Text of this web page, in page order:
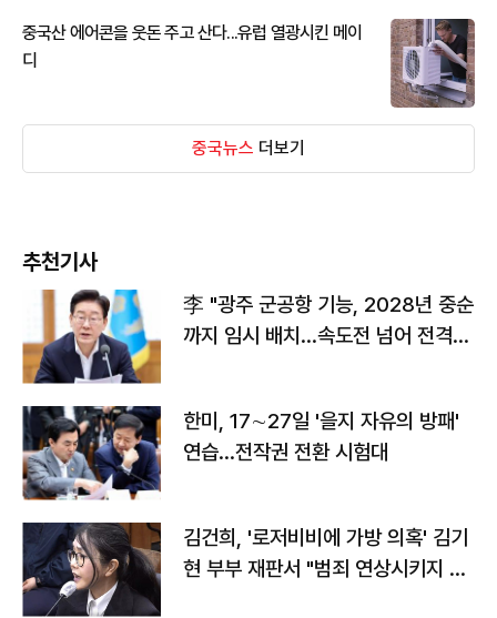
중국산 에어콘을 웃돈 주고 산다...유럽 열광시킨 메이
디
중국뉴스 더보기
추천기사
李 "광주 군공항 기능, 2028년 중순
까지 임시 배치…속도전 넘어 전격
한미, 17∼27일 '을지 자유의 방패'
연습…전작권 전환 시험대
김건희, '로저비비에 가방 의혹' 김기
현 부부 재판서 "범죄 연상시키지 말